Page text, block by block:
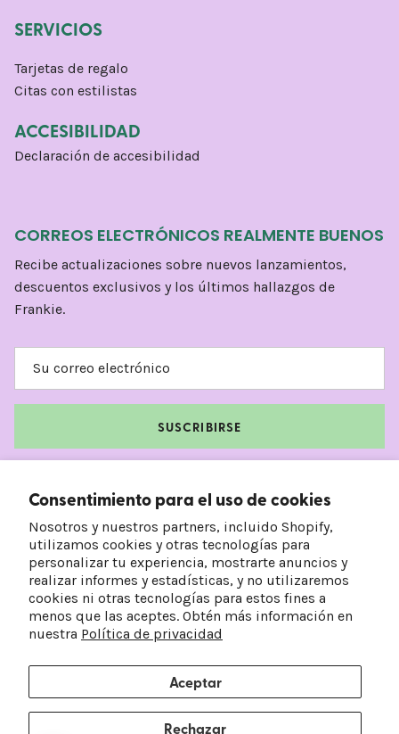
Consentimiento para el uso de cookies
Nosotros y nuestros partners, incluido Shopify,
utilizamos cookies y otras tecnologías para
personalizar tu experiencia, mostrarte anuncios y
realizar informes y estadísticas, y no utilizaremos
cookies ni otras tecnologías para estos fines a
menos que las aceptes. Obtén más información en
nuestra Política de privacidad
Aceptar
Rechazar
SERVICIOS
Tarjetas de regalo
Citas con estilistas
ACCESIBILIDAD
Declaración de accesibilidad
CORREOS ELECTRÓNICOS REALMENTE BUENOS
Recibe actualizaciones sobre nuevos lanzamientos,
descuentos exclusivos y los últimos hallazgos de
Frankie.
SUSCRIBIRSE
Facebook
Instagram
TikTokPinterest
País/Región
Estados Unidos (USD $)
Idioma
Español